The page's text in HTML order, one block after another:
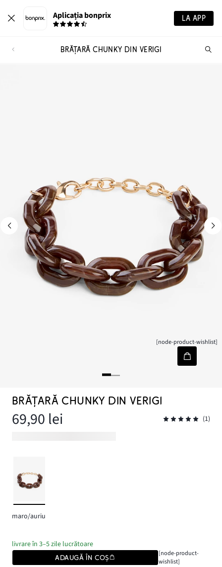
Aplicația bonprix LA APP
BRĂȚARĂ CHUNKY DIN VERIGI
[node-product-wishlist]
BRĂȚARĂ CHUNKY DIN VERIGI
69,90 lei (1)
maro/auriu
livrare în 3–5 zile lucrătoare
ADAUGĂ ÎN COȘ
[node-product-
wishlist]